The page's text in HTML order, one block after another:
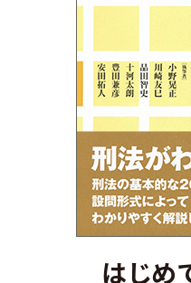
はじめ